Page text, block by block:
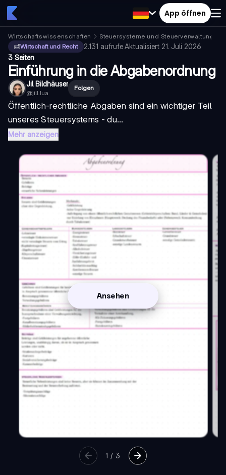
App öffnen
Wirtschaftswissenschaften Steuersysteme und Steuerverwaltung
Wirtschaft und Recht
2.131 aufrufe·Aktualisiert 21. Juli 2026·
3 Seiten
Einführung in die Abgabenordnung
Jil Bildhäuser
@jill.lua
Folgen
Öffentlich-rechtliche Abgaben sind ein wichtiger Teil
unseres Steuersystems - du...
Mehr anzeigen
Ansehen
1 / 3